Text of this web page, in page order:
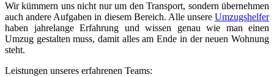
Wir kümmern uns nicht nur um den Transport, sondern übernehmen
auch andere Aufgaben in diesem Bereich. Alle unsere Umzugshelfer
haben jahrelange Erfahrung und wissen genau wie man einen
Umzug gestalten muss, damit alles am Ende in der neuen Wohnung
steht.
Leistungen unseres erfahrenen Teams: